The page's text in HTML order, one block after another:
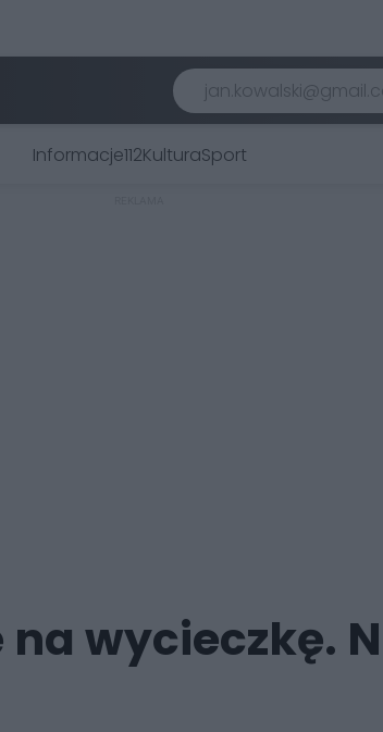
Informacje112KulturaSport
wycieczkę.